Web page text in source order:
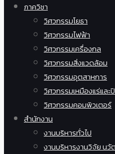
ภาควิชา
วิศวกรรมโยธา
วิศวกรรมไฟฟ้า
วิศวกรรมเครื่องกล
วิศวกรรมสิ่งแวดล้อม
วิศวกรรมอุตสาหการ
วิศวกรรมเหมืองแร่และ
วิศวกรรมคอมพิวเตอร์
สำนักงาน
งานบริหารทั่วไป
งานบริหารงานวิจัย นวั